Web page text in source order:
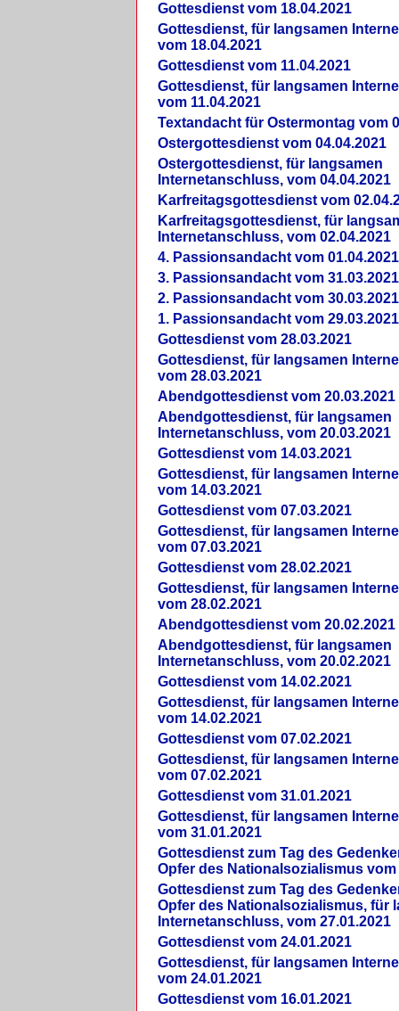
Gottesdienst vom 18.04.2021
Gottesdienst, für langsamen
vom 18.04.2021
Gottesdienst vom 11.04.2021
Gottesdienst, für langsamen
vom 11.04.2021
Textandacht für Ostermontag vom
Ostergottesdienst vom 04.04.2021
Ostergottesdienst, für langsamen
Internetanschluss, vom 04.04.2021
Karfreitagsgottesdienst vom
Karfreitagsgottesdienst, für
Internetanschluss, vom 02.04.2021
4. Passionsandacht vom 01.04.2021
3. Passionsandacht vom 31.03.2021
2. Passionsandacht vom 30.03.2021
1. Passionsandacht vom 29.03.2021
Gottesdienst vom 28.03.2021
Gottesdienst, für langsamen
vom 28.03.2021
Abendgottesdienst vom 20.03.2021
Abendgottesdienst, für langsamen
Internetanschluss, vom 20.03.2021
Gottesdienst vom 14.03.2021
Gottesdienst, für langsamen
vom 14.03.2021
Gottesdienst vom 07.03.2021
Gottesdienst, für langsamen
vom 07.03.2021
Gottesdienst vom 28.02.2021
Gottesdienst, für langsamen
vom 28.02.2021
Abendgottesdienst vom 20.02.2021
Abendgottesdienst, für langsamen
Internetanschluss, vom 20.02.2021
Gottesdienst vom 14.02.2021
Gottesdienst, für langsamen
vom 14.02.2021
Gottesdienst vom 07.02.2021
Gottesdienst, für langsamen
vom 07.02.2021
Gottesdienst vom 31.01.2021
Gottesdienst, für langsamen
vom 31.01.2021
Gottesdienst zum Tag des
Opfer des Nationalsozialismus vom
Gottesdienst zum Tag des
Opfer des Nationalsozialismus, für
Internetanschluss, vom 27.01.2021
Gottesdienst vom 24.01.2021
Gottesdienst, für langsamen
vom 24.01.2021
Gottesdienst vom 16.01.2021